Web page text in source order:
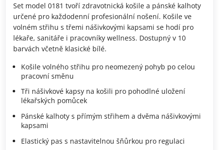
Set model 0181 tvoří zdravotnická košile a pánské kalhoty
určené pro každodenní profesionální nošení. Košile ve
volném střihu s třemi nášivkovými kapsami se hodí pro
lékaře, sanitáře i pracovníky wellness. Dostupný v 10
barvách včetně klasické bílé.
Košile volného střihu pro neomezený pohyb po celou
pracovní směnu
Tři nášivkové kapsy na košili pro pohodlné uložení
lékařských pomůcek
Pánské kalhoty s přímým střihem a dvěma nášivkovými
kapsami
Elastický pas s nastavitelnou šňůrkou pro regulaci